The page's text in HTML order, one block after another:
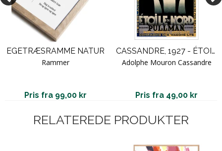
EGETRÆSRAMME NATUR
Rammer
Pris fra 99,00 kr
CASSANDRE, 1927 - ÉTOILE DU NORD
Adolphe Mouron Cassandre
Pris fra 49,00 kr
RELATEREDE PRODUKTER